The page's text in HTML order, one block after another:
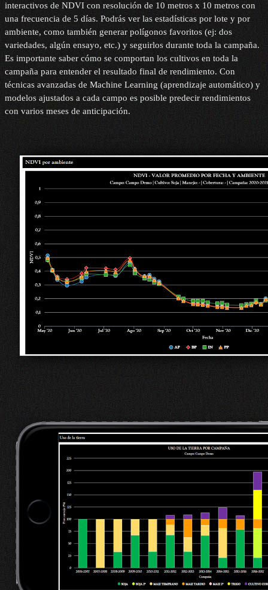
interactivos de NDVI con resolución de 10 metros x 10 metros con
una frecuencia de 5 días. Podrás ver las estadísticas por lote y por
ambiente, como también generar polígonos favoritos (ej: dos
variedades, algún ensayo, etc.) y seguirlos durante toda la campaña.
Es importante saber cómo se comportan los cultivos en toda la
campaña para entender el resultado final de rendimiento. Con
técnicas avanzadas de Machine Learning (aprendizaje automático) y
modelos ajustados a cada campo es posible predecir rendimientos
con varios meses de anticipación.